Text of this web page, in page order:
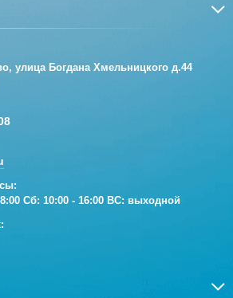
улица Богдана Хмельницкого д.44
Сб: 10:00 - 16:00 ВС: выходной